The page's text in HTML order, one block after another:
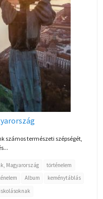
számos természeti szépségét,
Magyarország
történelem
Album
keménytáblás